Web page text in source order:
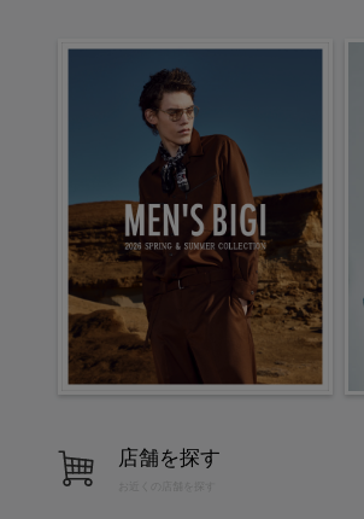
店舗を探す
お近くの店舗を探す